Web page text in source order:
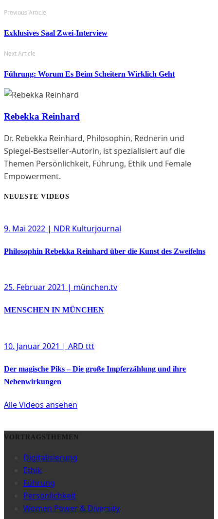
Previous Article
Exklusives Saal Zwei-Interview
Next Article
Führung: Worum Es Beim Scheitern Wirklich Geht
Rebekka Reinhard
Dr. Rebekka Reinhard, Philosophin, Rednerin und
Spiegel-Bestseller-Autorin, ist spezialisiert auf die
Themen Persönlichkeit, Führung, Ethik und Female
Empowerment.
NEUESTE VIDEOS
9. Mai 2022 | NDR Kulturjournal
Philosophin Rebekka Reinhard über die Kunst des Zweifelns
25. Februar 2021 | münchen.tv
MENSCHEN IN MÜNCHEN
10. Januar 2021 | ARD ttt
Der magische Piks – Die große Impferzählung und ihre
Nebenwirkungen
Alle Videos ansehen
VORTRAGSTHEMEN
Digitalisierung
Ethik
Führung
Persönlichkeit
Women Power & Diversity